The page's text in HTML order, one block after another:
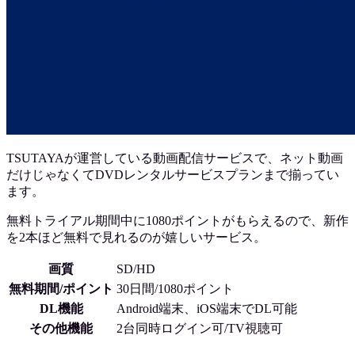
TSUTAYAが運営している動画配信サービスで、ネット動画
だけじゃなくてDVDレンタルサービスプランまで揃ってい
ます。
無料トライアル期間中に1080ポイントがもらえるので、新作
を2本ほど無料で見れるのが嬉しいサービス。
画質
SD/HD
無料期間/ポイント 30日間/1080ポイント
DL機能
Android端末、iOS端末でDL可能
その他機能
2台同時ログイン可/TV視聴可